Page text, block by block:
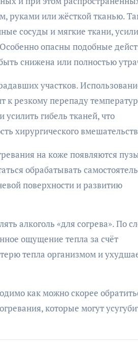
руками или жёсткой тканью.
сосуды и мягкие ткани,
опасны подобные
снижена или полностью
участков.
к резкому перепаду
гибель тканей, что
хирургического
на коже появляются
обрабатывать
поверхности и развитию
алкоголь «для согрева». По
ощущение тепла за счёт
тепла организмом и
как можно скорее
которые могут